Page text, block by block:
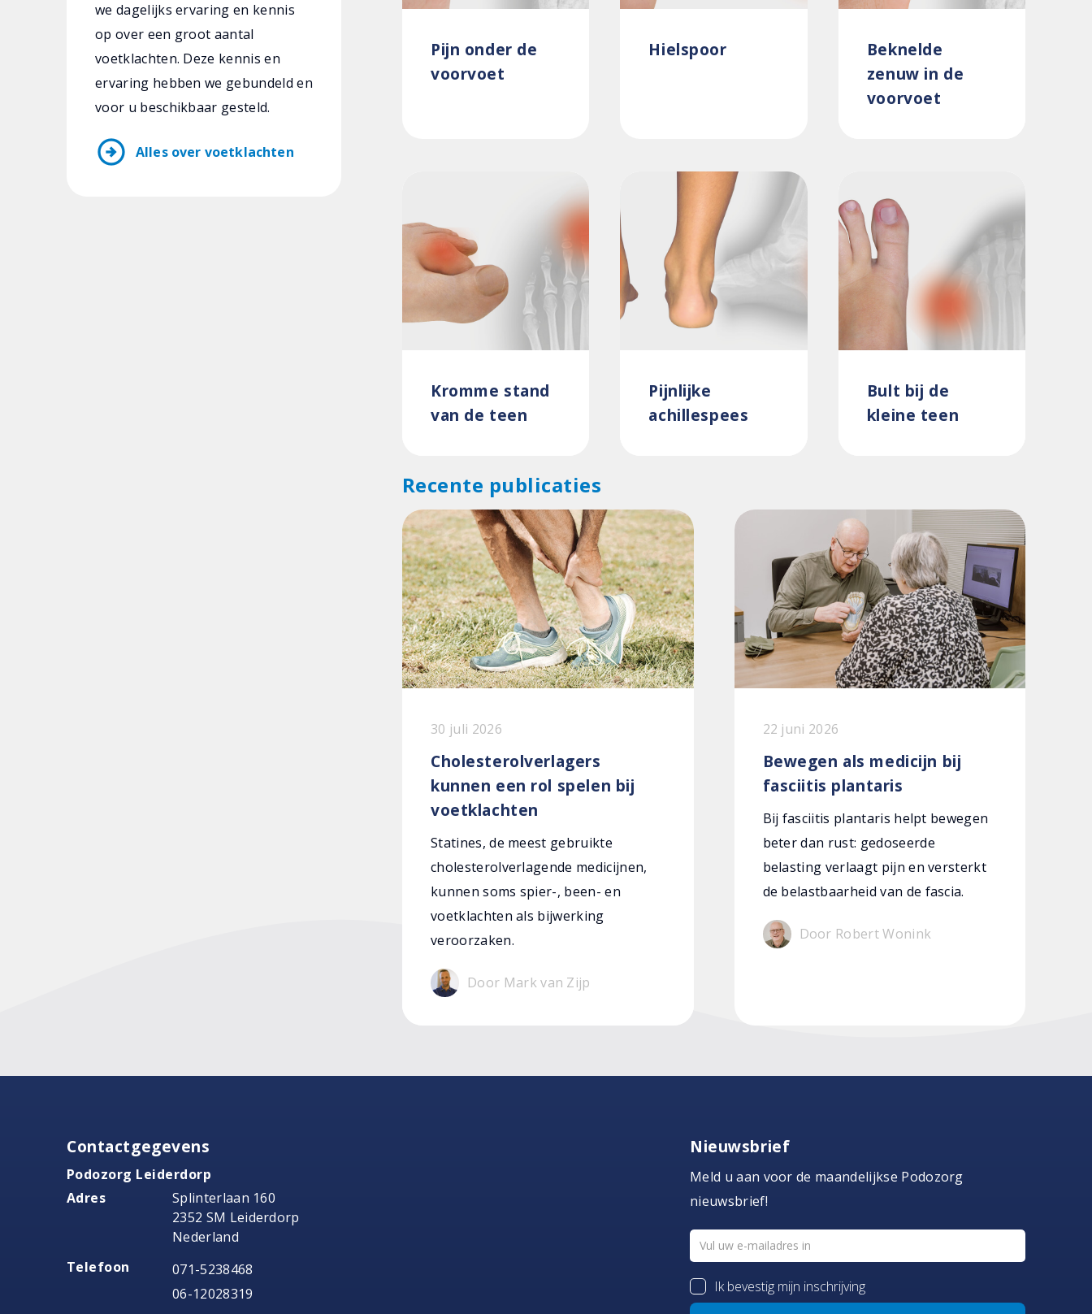
we dagelijks ervaring en kennis
op over een groot aantal
voetklachten. Deze kennis en
ervaring hebben we gebundeld en
voor u beschikbaar gesteld.
arrow_circle_right Alles over voetklachten
Pijn onder de
voorvoet
Hielspoor
Beknelde
zenuw in de
voorvoet
Kromme stand
van de teen
Pijnlijke
achillespees
Bult bij de
kleine teen
Recente publicaties
30 juli 2026
Cholesterolverlagers
kunnen een rol spelen bij
voetklachten
Statines, de meest gebruikte
cholesterolverlagende medicijnen,
kunnen soms spier-, been- en
voetklachten als bijwerking
veroorzaken.
Door Mark van Zijp
22 juni 2026
Bewegen als medicijn bij
fasciitis plantaris
Bij fasciitis plantaris helpt bewegen
beter dan rust: gedoseerde
belasting verlaagt pijn en versterkt
de belastbaarheid van de fascia.
Door Robert Wonink
Contactgegevens
Podozorg Leiderdorp
Adres
Splinterlaan 160
2352 SM Leiderdorp
Nederland
Telefoon
071-5238468
06-12028319
Nieuwsbrief
Meld u aan voor de maandelijkse Podozorg
nieuwsbrief!